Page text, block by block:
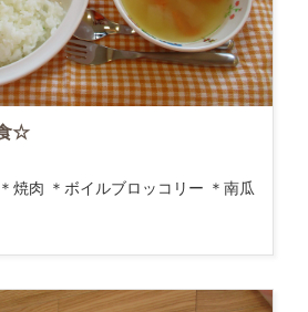
☆
焼肉 ＊ボイルブロッコリー ＊南瓜